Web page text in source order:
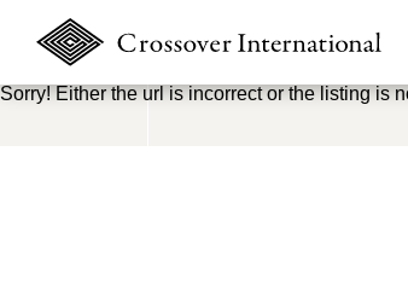
Sorry! Either the url is incorrect or the listing is